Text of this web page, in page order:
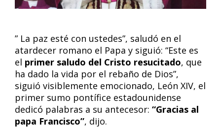
” La paz esté con ustedes”, saludó en el
atardecer romano el Papa y siguió: “Este es
el primer saludo del Cristo resucitado, que
ha dado la vida por el rebaño de Dios”,
siguió visiblemente emocionado, León XIV, el
primer sumo pontífice estadounidense
dedicó palabras a su antecesor: “Gracias al
papa Francisco”, dijo.